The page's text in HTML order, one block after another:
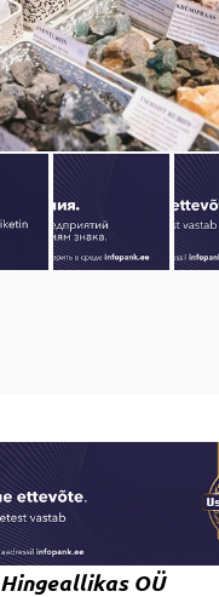
Hingeallikas OÜ